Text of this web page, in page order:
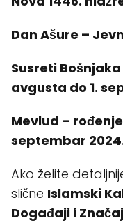
Dan Ašure –
Susreti
avgusta do 1.
Mevlud –
septembar
Ako želite
slične Islamski
Događaji i